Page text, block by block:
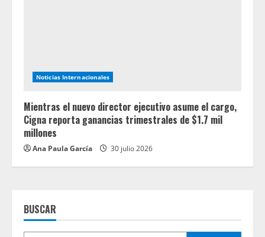
Noticias Internacionales
Mientras el nuevo director ejecutivo asume el cargo,
Cigna reporta ganancias trimestrales de $1.7 mil
millones
Ana Paula García 30 julio 2026
BUSCAR